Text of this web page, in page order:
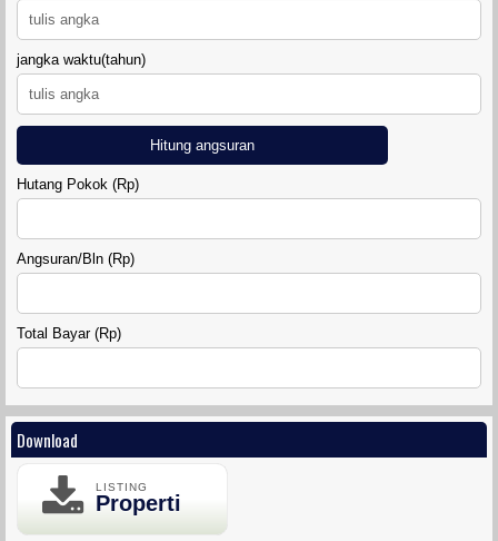
jangka waktu(tahun)
Hitung angsuran
Hutang Pokok (Rp)
Angsuran/Bln (Rp)
Total Bayar (Rp)
Download
LISTING
Properti